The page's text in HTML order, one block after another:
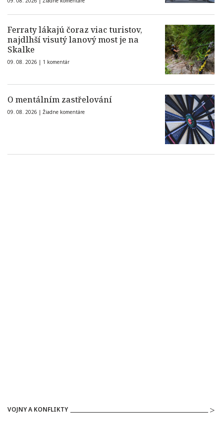
Ferraty lákajú čoraz viac turistov,
najdlhší visutý lanový most je na
Skalke
09. 08. 2026 | 1 komentár
O mentálním zastřelování
09. 08. 2026 | Žiadne komentáre
VOJNY A KONFLIKTY